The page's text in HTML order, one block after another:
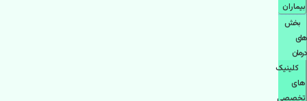
بیماران
بخش
های
درمان
کلینیک
های
تخصصی